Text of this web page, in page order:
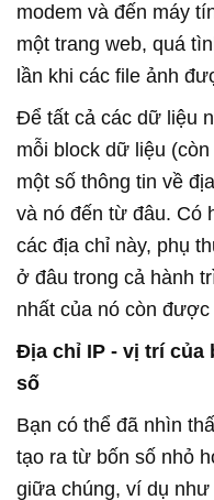
modem và đến máy
một trang web, quá
lần khi các file ảnh
Để tất cả các dữ liệu
mỗi block dữ liệu
một số thông tin về
và nó đến từ đâu. Có
các địa chỉ này, phụ
ở đâu trong cả hành
nhất của nó còn được
Địa chỉ IP - vị trí của
số
Bạn có thể đã nhìn
tạo ra từ bốn số nhỏ
giữa chúng, ví dụ như